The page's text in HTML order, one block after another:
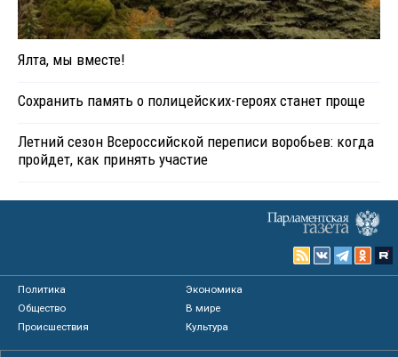
Ялта, мы вместе!
Сохранить память о полицейских-героях станет проще
Летний сезон Всероссийской переписи воробьев: когда
пройдет, как принять участие
Политика
Экономика
Общество
В мире
Происшествия
Культура